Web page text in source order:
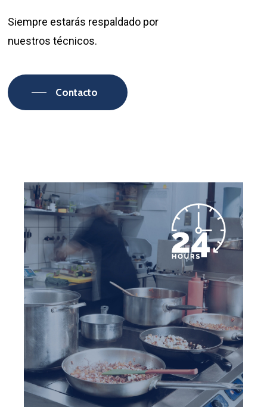
Siempre estarás respaldado por
nuestros técnicos.
Contacto